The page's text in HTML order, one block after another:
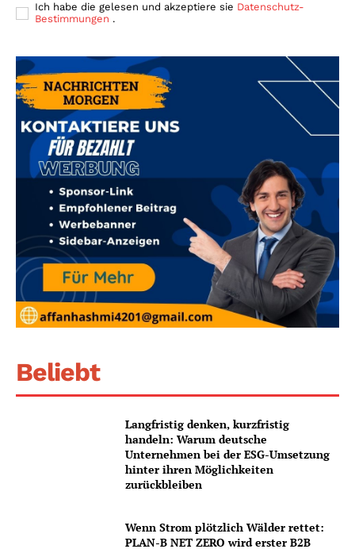
Ich habe die gelesen und akzeptiere sie Datenschutz-
Bestimmungen .
Beliebt
Langfristig denken, kurzfristig
handeln: Warum deutsche
Unternehmen bei der ESG-Umsetzung
hinter ihren Möglichkeiten
zurückbleiben
Wenn Strom plötzlich Wälder rettet:
PLAN-B NET ZERO wird erster B2B